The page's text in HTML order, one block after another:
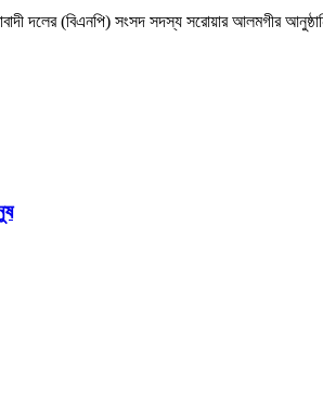
দলের (বিএনপি) সংসদ সদস্য সরোয়ার আলমগীর